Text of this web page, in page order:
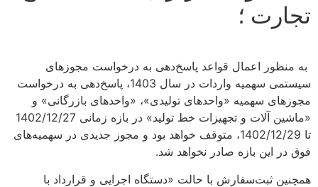
تجارت ؛
به منظور اعمال قواعد پاسخ‌دهی به درخواست مجوزهای
سیستمی سهمیه واردات در سال 1403، پاسخ‌دهی به درخواست
مجوزهای سهمیه «واحدهای تولیدی»، «واحدهای بازرگانی» و
«ماشین آلات و تجهیزات خط تولید» در بازه زمانی 1402/12/27
تا 1402/12/29، متوقف خواهد بود و مجوز جدیدی در سهمیه‌های
فوق در این بازه صادر نخواهد شد.
همچنین ثبت‌سفارش با حالت «دستگاه اجرایی و قرارداد با